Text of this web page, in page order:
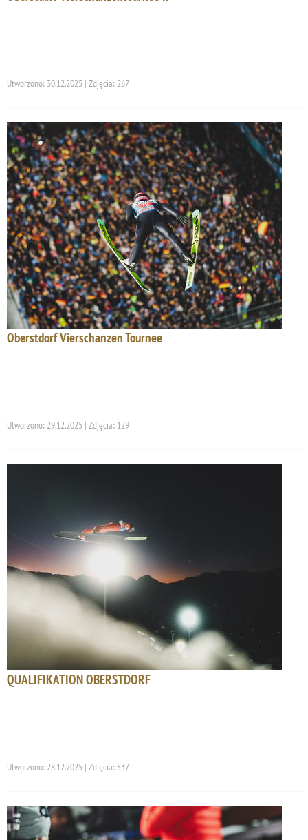
Utworzono: 30.12.2025 | Zdjęcia: 267
Oberstdorf Vierschanzen Tournee
Utworzono: 29.12.2025 | Zdjęcia: 129
QUALIFIKATION OBERSTDORF
Utworzono: 28.12.2025 | Zdjęcia: 537